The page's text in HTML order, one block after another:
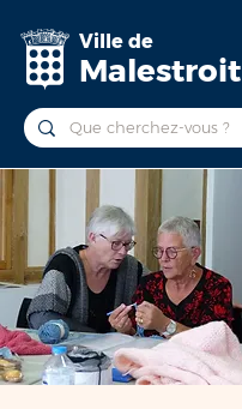
Ville de
Malestroit